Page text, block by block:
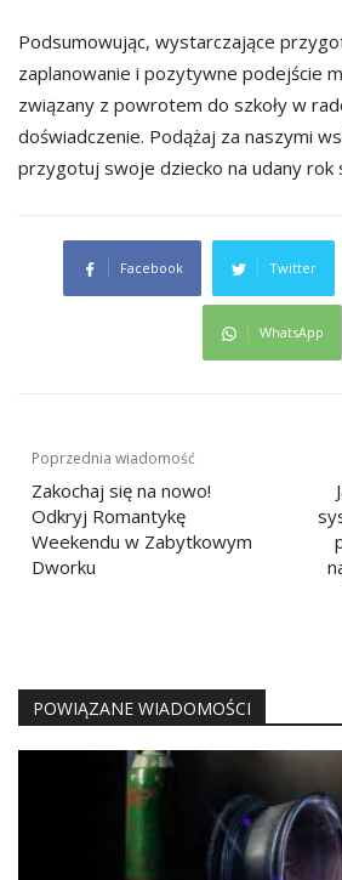
Podsumowując, wystarczające
zaplanowanie i pozytywne podejście
związany z powrotem do szkoły w
doświadczenie. Podążaj za naszymi
przygotuj swoje dziecko na udany rok
Facebook Twitter
WhatsApp
Nawigacja
wpisu
Poprzednia wiadomość
Zakochaj się na nowo!
Odkryj Romantykę
Weekendu w Zabytkowym
Dworku
POWIĄZANE WIADOMOŚCI